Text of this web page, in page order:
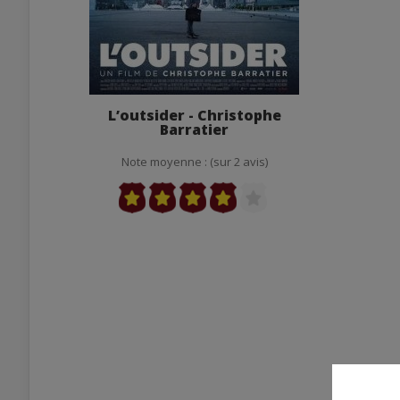
L’outsider - Christophe
Barratier
Note moyenne : (sur 2 avis)